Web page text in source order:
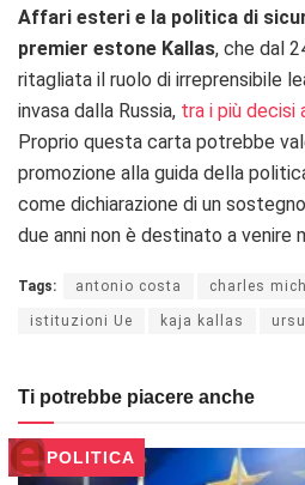
Affari esteri e la politica di
premier estone Kallas, che dal
ritagliata il ruolo di irreprensibile
invasa dalla Russia, tra i più decisi
Proprio questa carta potrebbe
promozione alla guida della
come dichiarazione di un
due anni non è destinato a venire
Tags: antonio costa charles
istituzioni Ue kaja kallas
Ti potrebbe piacere anche
POLITICA